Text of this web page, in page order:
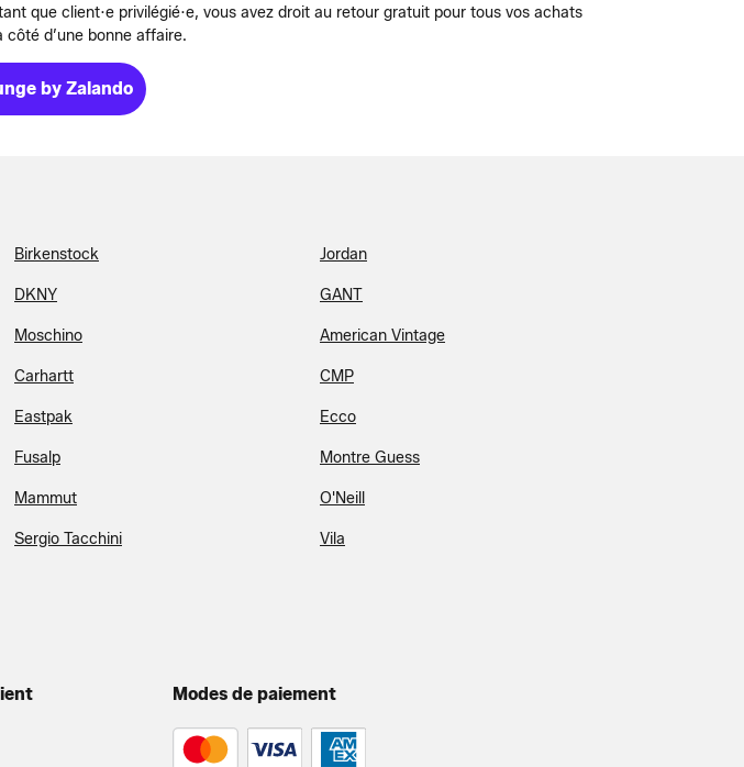
que client·e privilégié·e, vous avez droit au retour gratuit pour tous vos achats
d’une bonne affaire.
by Zalando
Birkenstock Jordan
DKNY GANT
Moschino American Vintage
Carhartt CMP
Eastpak Ecco
Fusalp Montre Guess
Mammut O'Neill
Sergio Tacchini Vila
Modes de paiement